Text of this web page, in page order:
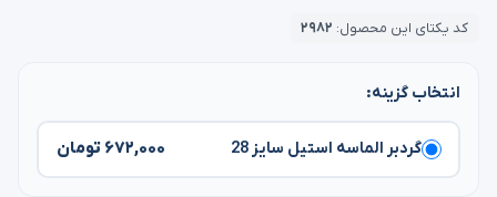
کد یکتای این محصول: ۲۹۸۲
انتخاب گزینه:
گردبر الماسه استیل سایز 28 ۶۷۲,۰۰۰ تومان